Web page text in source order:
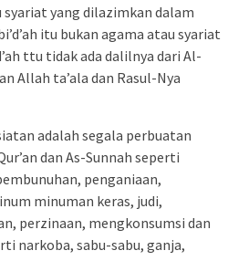
syariat yang dilazimkan dalam
itu bukan agama atau syariat
ttu tidak ada dalilnya dari Al-
Allah ta’ala dan Rasul-Nya
adalah segala perbuatan
dan As-Sunnah seperti
penganiaan,
minuman keras, judi,
perzinaan, mengkonsumsi dan
narkoba, sabu-sabu, ganja,